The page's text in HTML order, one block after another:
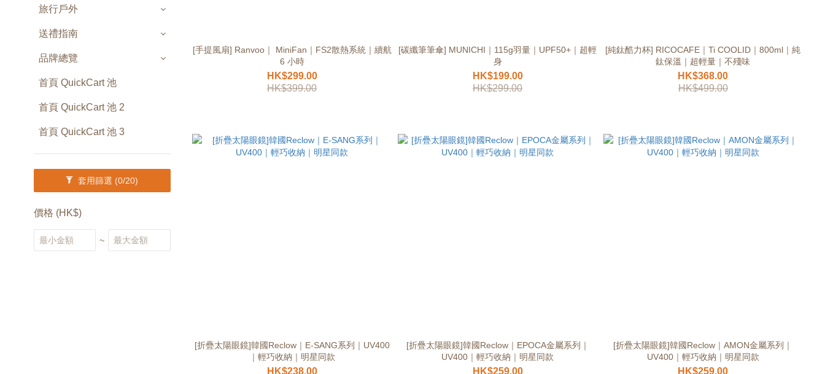
旅行戶外
送禮指南
品牌總覽
首頁 QuickCart 池
首頁 QuickCart 池 2
首頁 QuickCart 池 3
套用篩選 (0/20)
價格 (HK$)
~
[手提風扇] Ranvoo｜ MiniFan｜FS2散熱系統｜續航
6 小時
HK$299.00
HK$399.00
[碳纖筆筆傘] MUNICHI｜115g羽量｜UPF50+｜超輕
身
HK$199.00
HK$299.00
[純鈦酷力杯] RICOCAFE｜Ti COOLID｜800ml｜純
鈦保溫｜超輕量｜不殘味
HK$368.00
HK$499.00
[折疊太陽眼鏡]韓國Reclow｜E-SANG系列｜UV400
｜輕巧收納｜明星同款
HK$238.00
[折疊太陽眼鏡]韓國Reclow｜EPOCA金屬系列｜
UV400｜輕巧收納｜明星同款
HK$259.00
[折疊太陽眼鏡]韓國Reclow｜AMON金屬系列｜
UV400｜輕巧收納｜明星同款
HK$259.00